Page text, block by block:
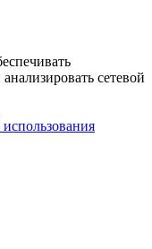
сетевой